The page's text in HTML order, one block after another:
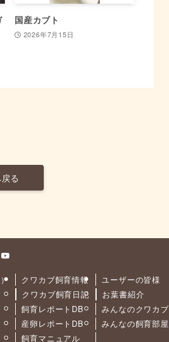
国産カブト
2026年7月15日
る
クワカブ飼育情報
クワカブ飼育日記
飼育レポートDB
産卵レポートDB
飼育マニュアル
ユーザーの皆様
お葉書紹介
みんなのクワカブ
みんなの飼育部屋